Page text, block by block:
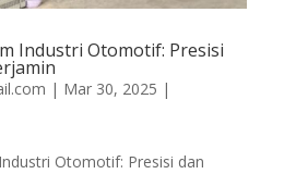
Industri Otomotif: Presisi
| Mar 30, 2025 |
Otomotif: Presisi dan